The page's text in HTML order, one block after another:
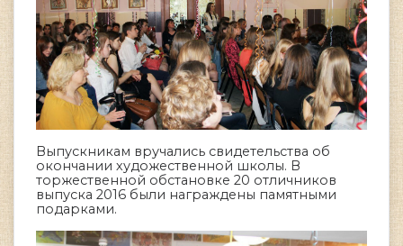
Выпускникам вручались свидетельства об
окончании художественной школы. В
торжественной обстановке 20 отличников
выпуска 2016 были награждены памятными
подарками.